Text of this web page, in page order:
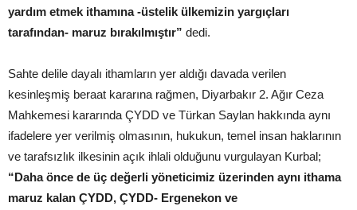
yardım etmek ithamına -üstelik ülkemizin yargıçları
tarafından- maruz bırakılmıştır” dedi.
Sahte delile dayalı ithamların yer aldığı davada verilen
kesinleşmiş beraat kararına rağmen, Diyarbakır 2. Ağır Ceza
Mahkemesi kararında ÇYDD ve Türkan Saylan hakkında aynı
ifadelere yer verilmiş olmasının, hukukun, temel insan haklarının
ve tarafsızlık ilkesinin açık ihlali olduğunu vurgulayan Kurbal;
“Daha önce de üç değerli yöneticimiz üzerinden aynı ithama
maruz kalan ÇYDD, ÇYDD- Ergenekon ve